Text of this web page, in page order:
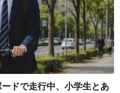
ドで走行中、小学生とあ